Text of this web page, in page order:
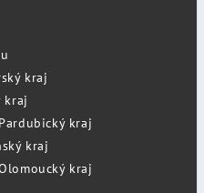
kraj
kraj
kraj
kraj
kraj